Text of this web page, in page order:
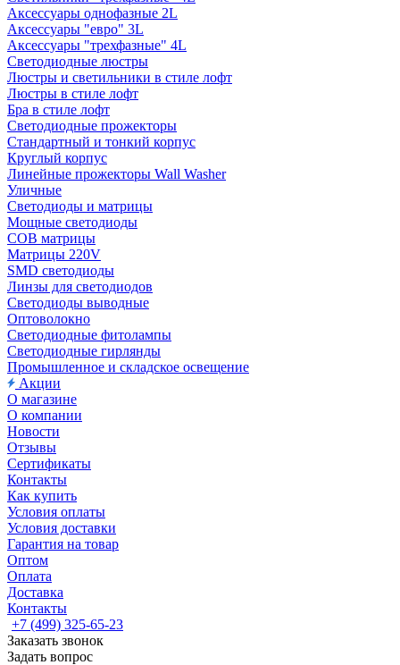
Аксессуары однофазные 2L
Аксессуары "евро" 3L
Аксессуары "трехфазные" 4L
Светодиодные люстры
Люстры и светильники в стиле лофт
Люстры в стиле лофт
Бра в стиле лофт
Светодиодные прожекторы
Стандартный и тонкий корпус
Круглый корпус
Линейные прожекторы Wall Washer
Уличные
Светодиоды и матрицы
Мощные светодиоды
COB матрицы
Матрицы 220V
SMD светодиоды
Линзы для светодиодов
Светодиоды выводные
Оптоволокно
Светодиодные фитолампы
Светодиодные гирлянды
Промышленное и складское освещение
Акции
О магазине
О компании
Новости
Отзывы
Сертификаты
Контакты
Как купить
Условия оплаты
Условия доставки
Гарантия на товар
Оптом
Оплата
Доставка
Контакты
+7 (499) 325-65-23
Заказать звонок
Задать вопрос